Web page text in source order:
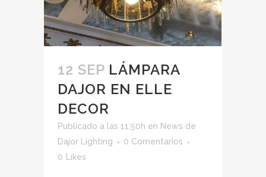
12 SEP LÁMPARA
DAJOR EN ELLE
DECOR
Publicado a las 11:50h en News de
Dajor Lighting
0 Comentarios
0 Likes